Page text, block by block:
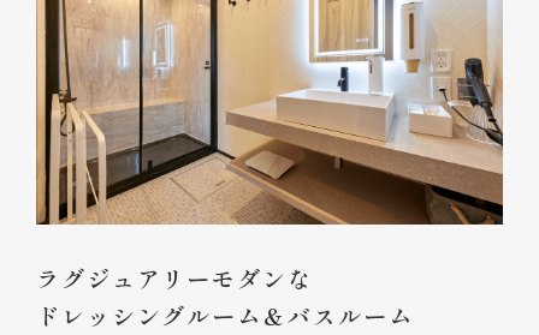
ラグジュアリーモダンな
ドレッシングルーム＆バスルーム